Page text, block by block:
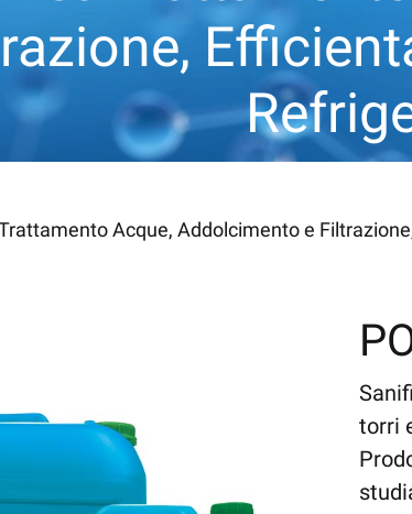
Acque, Addolcimento e
torri